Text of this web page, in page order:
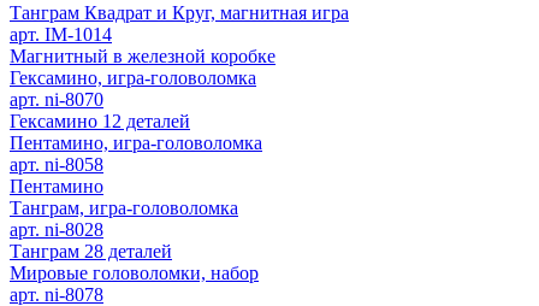
Танграм Квадрат и Круг, магнитная игра
арт. IM-1014
Магнитный в железной коробке
Гексамино, игра-головоломка
арт. ni-8070
Гексамино 12 деталей
Пентамино, игра-головоломка
арт. ni-8058
Пентамино
Танграм, игра-головоломка
арт. ni-8028
Танграм 28 деталей
Мировые головоломки, набор
арт. ni-8078